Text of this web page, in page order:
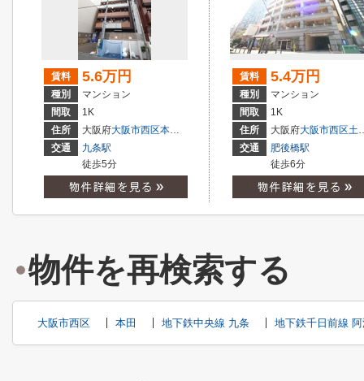
賃料 5.6万円
種別
マンション
間取
1K
住所
大阪府大阪市西区本田
交通
九条駅
徒歩5分
賃料 5.4万円
種別
マンション
間取
1K
住所
大阪府大阪市西区土佐堀
交通
肥後橋駅
徒歩6分
物件を再検索する
大阪市西区 本田 地下鉄中央線 九条 地下鉄千日前線